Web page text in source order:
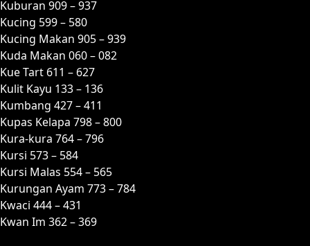
Kuburan 909 – 937
Kucing 599 – 580
Kucing Makan 905 – 939
Kuda Makan 060 – 082
Kue Tart 611 – 627
Kulit Kayu 133 – 136
Kumbang 427 – 411
Kupas Kelapa 798 – 800
Kura-kura 764 – 796
Kursi 573 – 584
Kursi Malas 554 – 565
Kurungan Ayam 773 – 784
Kwaci 444 – 431
Kwan Im 362 – 369